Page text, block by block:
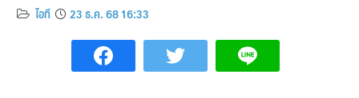
ไอที 23 ธ.ค. 68 16:33